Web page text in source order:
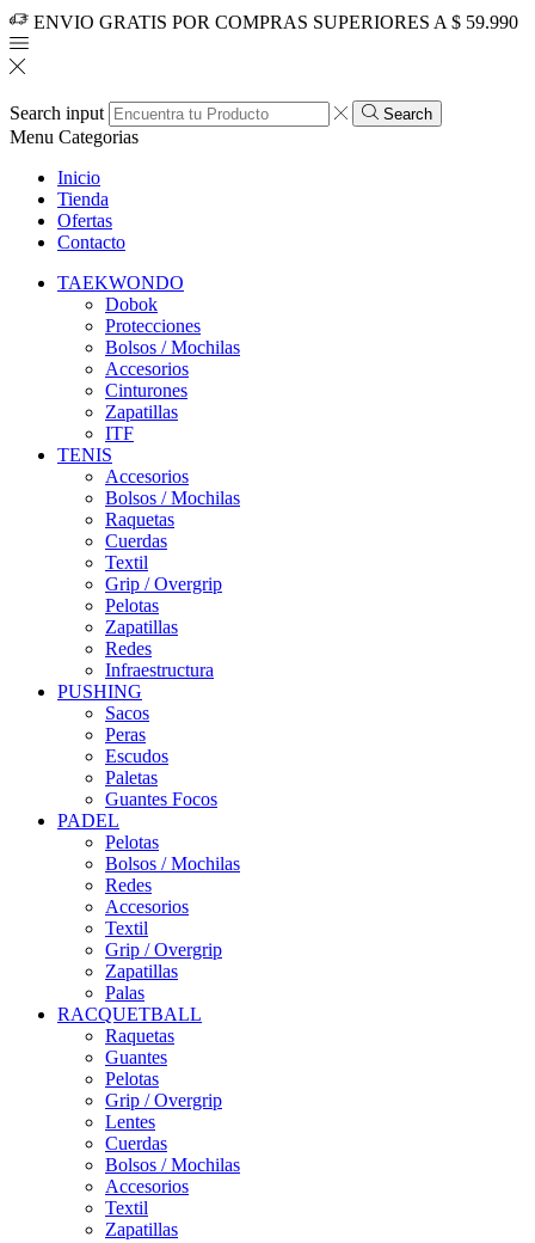
ENVIO GRATIS POR COMPRAS SUPERIORES A $ 59.990
Search input Search
Menu Categorias
Inicio
Tienda
Ofertas
Contacto
TAEKWONDO
Dobok
Protecciones
Bolsos / Mochilas
Accesorios
Cinturones
Zapatillas
ITF
TENIS
Accesorios
Bolsos / Mochilas
Raquetas
Cuerdas
Textil
Grip / Overgrip
Pelotas
Zapatillas
Redes
Infraestructura
PUSHING
Sacos
Peras
Escudos
Paletas
Guantes Focos
PADEL
Pelotas
Bolsos / Mochilas
Redes
Accesorios
Textil
Grip / Overgrip
Zapatillas
Palas
RACQUETBALL
Raquetas
Guantes
Pelotas
Grip / Overgrip
Lentes
Cuerdas
Bolsos / Mochilas
Accesorios
Textil
Zapatillas